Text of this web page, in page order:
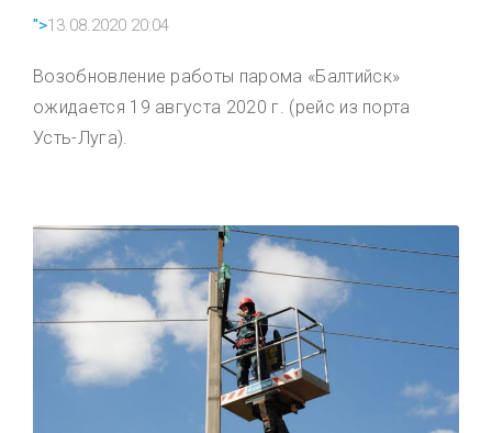
">13.08.2020 20:04
Возобновление работы парома «Балтийск»
ожидается 19 августа 2020 г. (рейс из порта
Усть-Луга).